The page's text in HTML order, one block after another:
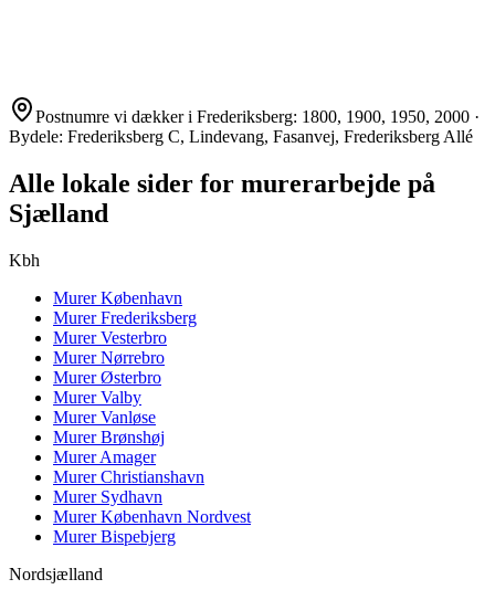
Postnumre vi dækker i Frederiksberg: 1800, 1900, 1950, 2000 ·
Bydele: Frederiksberg C, Lindevang, Fasanvej, Frederiksberg Allé
Alle lokale sider for murerarbejde på
Sjælland
Kbh
MurerKøbenhavn
MurerFrederiksberg
MurerVesterbro
MurerNørrebro
MurerØsterbro
MurerValby
MurerVanløse
MurerBrønshøj
MurerAmager
MurerChristianshavn
Murer Sydhavn
MurerKøbenhavn Nordvest
MurerBispebjerg
Nordsjælland